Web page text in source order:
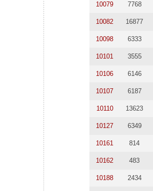
10079 7768
10082 16877
10098 6333
10101 3555
10106 6146
10107 6187
10110 13623
10127 6349
10161 814
10162 483
10188 2434